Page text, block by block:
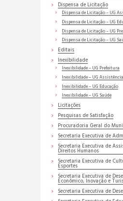
Dispensa de Licitação
Dispensa de Licitação – UG
Dispensa de Licitação – UG
Dispensa de Licitação – UG
Dispensa de Licitação – UG
Editais
Inexibilidade
Inexibilidade – UG Prefeitura
Inexibilidade – UG
Inexibilidade – UG Educação
Inexibilidade – UG Saúde
Licitações
Pesquisas de Satisfação
Procuradoria Geral do
Secretaria Executiva de
Secretaria Executiva de
Direitos Humanos
Secretaria Executiva de
Esportes
Secretaria Executiva de
Econômico, Inovação e
Secretaria Executiva de